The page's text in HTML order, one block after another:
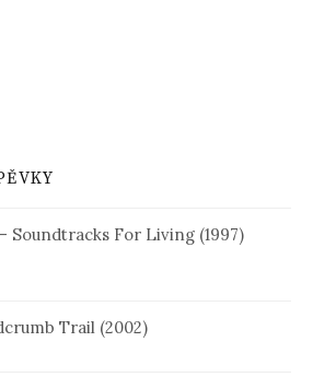
Soundtracks For Living (1997)
Trail (2002)